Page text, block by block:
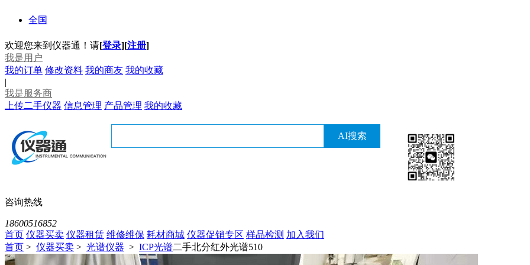
全国
欢迎您来到仪器通！请[登录][注册]
我是用户
我的订单 修改资料 我的商友 我的收藏
|
我是服务商
上传二手仪器 信息管理 产品管理 我的收藏
咨询热线
18600516852
首页 仪器买卖 仪器租赁 维修维保 耗材商城 仪器促销专区 样品检测 加入我们
首页 > 仪器买卖 > 光谱仪器 > ICP光谱二手北分红外光谱510